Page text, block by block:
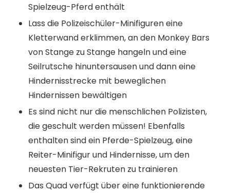
Spielzeug-Pferd enthält
Lass die Polizeischüler-Minifiguren eine
Kletterwand erklimmen, an den Monkey Bars
von Stange zu Stange hangeln und eine
Seilrutsche hinuntersausen und dann eine
Hindernisstrecke mit beweglichen
Hindernissen bewältigen
Es sind nicht nur die menschlichen Polizisten,
die geschult werden müssen! Ebenfalls
enthalten sind ein Pferde-Spielzeug, eine
Reiter-Minifigur und Hindernisse, um den
neuesten Tier-Rekruten zu trainieren
Das Quad verfügt über eine funktionierende